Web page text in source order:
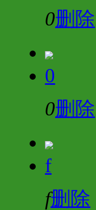
0删除
0
0删除
f
f删除